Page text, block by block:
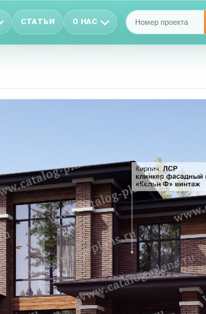
СТАТЬИ О НАС